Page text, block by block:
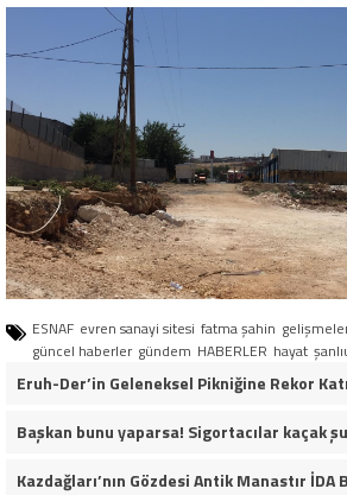
ESNAF evren sanayi sitesi fatma şahin
güncel haberler gündem HABERLER hayat
Eruh-Der’in Geleneksel Pikniğine Rekor
Başkan bunu yaparsa! Sigortacılar kaçak